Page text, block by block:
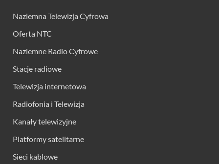
Naziemna Telewizja Cyfrowa
Oferta NTC
Naziemne Radio Cyfrowe
Stacje radiowe
Telewizja internetowa
Radiofonia i Telewizja
Kanały telewizyjne
Platformy satelitarne
Sieci kablowe